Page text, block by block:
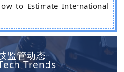
to Estimate International
监管动态
Trends